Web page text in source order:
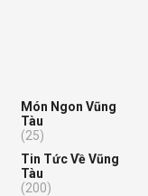
Món Ngon Vũng
Tàu
(25)
Tin Tức Về Vũng
Tàu
(200)